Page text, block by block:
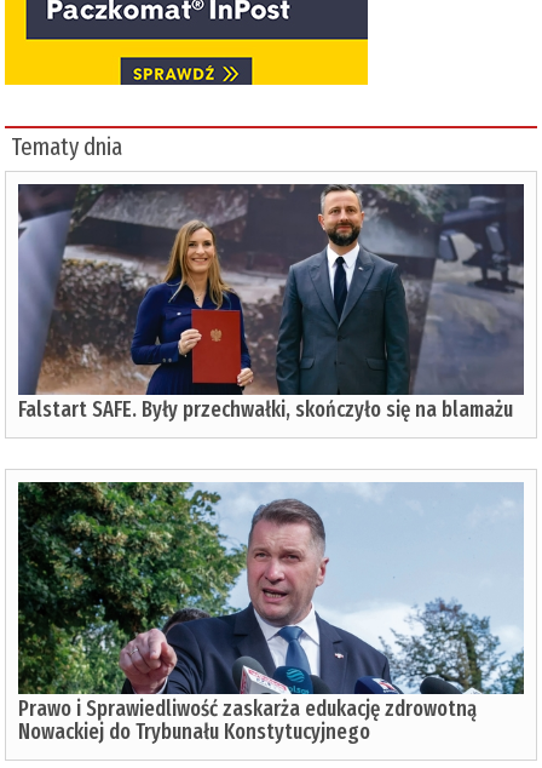
Tematy dnia
Falstart SAFE. Były przechwałki, skończyło się na blamażu
Prawo i Sprawiedliwość zaskarża edukację zdrowotną
Nowackiej do Trybunału Konstytucyjnego